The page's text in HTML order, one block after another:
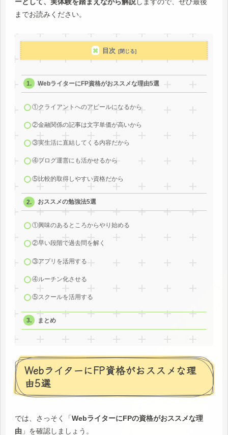
までお読みください。
目次
WebライターにFP資格がおススメな理由5選
①クライアントへのアピールになるから
②金融関係の記事は文字単価が高いから
③実生活に直結してくる内容だから
④ブログ運営にも活かせるから
⑤比較的取得しやすい資格だから
おススメの勉強法5選
①興味のあるところからやり始める
②早い段階で過去問を解く
③アプリを活用する
④ルーチン化させる
⑤スクールを活用する
まとめ
WebライターにFP資格がおススメな理
由5選
では、さっそく「WebライターにFPの資格がおススメな理
由 」を確認しましょう。